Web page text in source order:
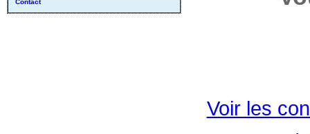
Contact
Voir les